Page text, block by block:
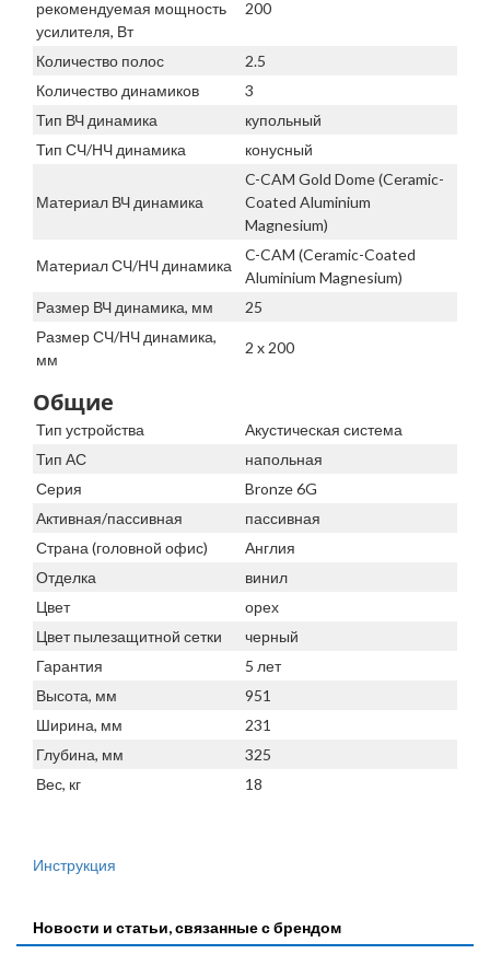
рекомендуемая мощность
усилителя, Вт
200
Количество полос
2.5
Количество динамиков
3
Тип ВЧ динамика
купольный
Тип СЧ/НЧ динамика
конусный
Материал ВЧ динамика
C-CAM Gold Dome (Ceramic-
Coated Aluminium
Magnesium)
Материал СЧ/НЧ динамика
C-CAM (Ceramic-Coated
Aluminium Magnesium)
Размер ВЧ динамика, мм
25
Размер СЧ/НЧ динамика,
мм
2 x 200
Общие
Тип устройства
Акустическая система
Тип АС
напольная
Серия
Bronze 6G
Активная/пассивная
пассивная
Страна (головной офис)
Англия
Отделка
винил
Цвет
орех
Цвет пылезащитной сетки
черный
Гарантия
5 лет
Высота, мм
951
Ширина, мм
231
Глубина, мм
325
Вес, кг
18
Инструкция
Новости и статьи, связанные с брендом